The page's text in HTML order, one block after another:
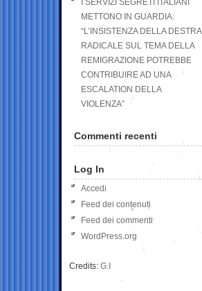
I SERVIZI SEGRETI ITALIANI
METTONO IN GUARDIA:
“L’INSISTENZA DELLA DESTRA
RADICALE SUL TEMA DELLA
REMIGRAZIONE POTREBBE
CONTRIBUIRE AD UNA
ESCALATION DELLA
VIOLENZA”
Commenti recenti
Log In
Accedi
Feed dei contenuti
Feed dei commenti
WordPress.org
Credits: G.I